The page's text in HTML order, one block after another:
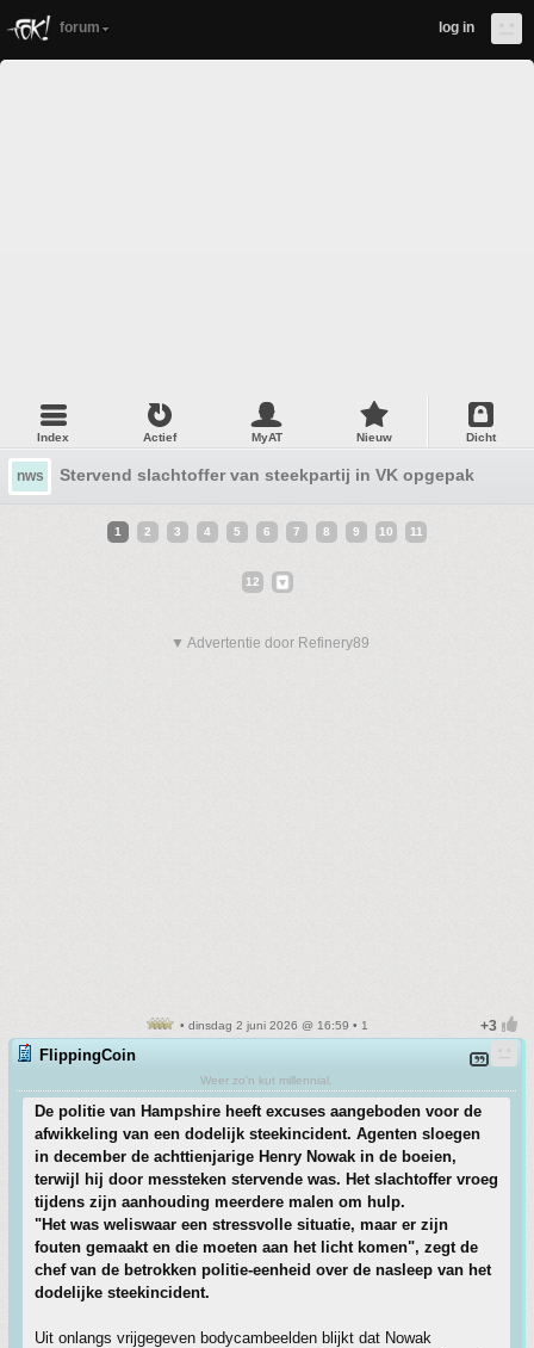
forum log in
Index Actief MyAT Nieuw Dicht
nws Stervend slachtoffer van steekpartij in VK opgepakt bij
1 2 3 4 5 6 7 8 9 10 11
12
▼ Advertentie door Refinery89
• dinsdag 2 juni 2026 @ 16:59 • 1
FlippingCoin
Weer zo'n kut millennial.
De politie van Hampshire heeft excuses aangeboden voor de
afwikkeling van een dodelijk steekincident. Agenten sloegen
in december de achttienjarige Henry Nowak in de boeien,
terwijl hij door messteken stervende was. Het slachtoffer vroeg
tijdens zijn aanhouding meerdere malen om hulp.
"Het was weliswaar een stressvolle situatie, maar er zijn
fouten gemaakt en die moeten aan het licht komen", zegt de
chef van de betrokken politie-eenheid over de nasleep van het
dodelijke steekincident.
Uit onlangs vrijgegeven bodycambeelden blijkt dat Nowak